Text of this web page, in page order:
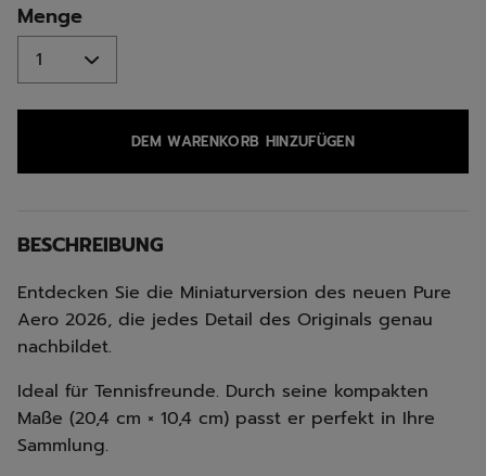
Menge
DEM WARENKORB HINZUFÜGEN
BESCHREIBUNG
Entdecken Sie die Miniaturversion des neuen Pure
Aero 2026, die jedes Detail des Originals genau
nachbildet.
Ideal für Tennisfreunde. Durch seine kompakten
Maße (20,4 cm × 10,4 cm) passt er perfekt in Ihre
Sammlung.